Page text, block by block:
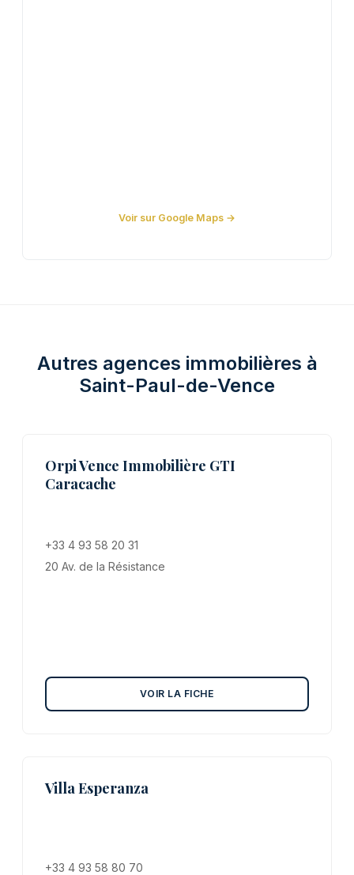
Voir sur Google Maps →
Autres agences immobilières à
Saint-Paul-de-Vence
Orpi Vence Immobilière GTI
Caracache
+33 4 93 58 20 31
20 Av. de la Résistance
VOIR LA FICHE
Villa Esperanza
+33 4 93 58 80 70